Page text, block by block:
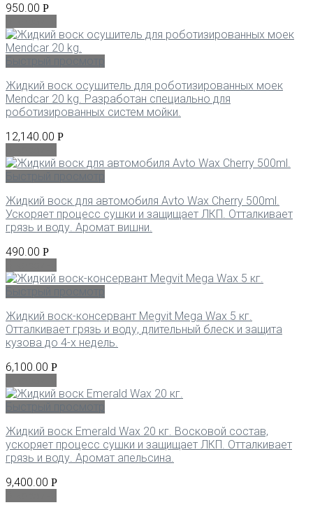
950.00 Р
Жидкий воск осушитель для роботизированных моек
Mendcar 20 kg. Разработан специально для
роботизированных систем мойки.
12,140.00 Р
Жидкий воск для автомобиля Avto Wax Cherry 500ml.
Ускоряет процесс сушки и защищает ЛКП. Отталкивает
грязь и воду. Аромат вишни.
490.00 Р
Жидкий воск-консервант Megvit Mega Wax 5 кг.
Отталкивает грязь и воду, длительный блеск и защита
кузова до 4-х недель.
6,100.00 Р
Жидкий воск Emerald Wax 20 кг. Восковой состав,
ускоряет процесс сушки и защищает ЛКП. Отталкивает
грязь и воду. Аромат апельсина.
9,400.00 Р